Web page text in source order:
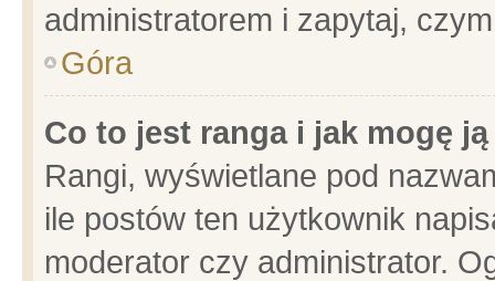
administratorem i zapytaj,
Góra
Co to jest ranga i jak mogę
Rangi, wyświetlane pod
ile postów ten użytkownik
moderator czy administrator.